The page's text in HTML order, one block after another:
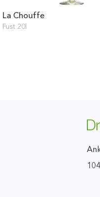
La Chouffe
Fust 20l